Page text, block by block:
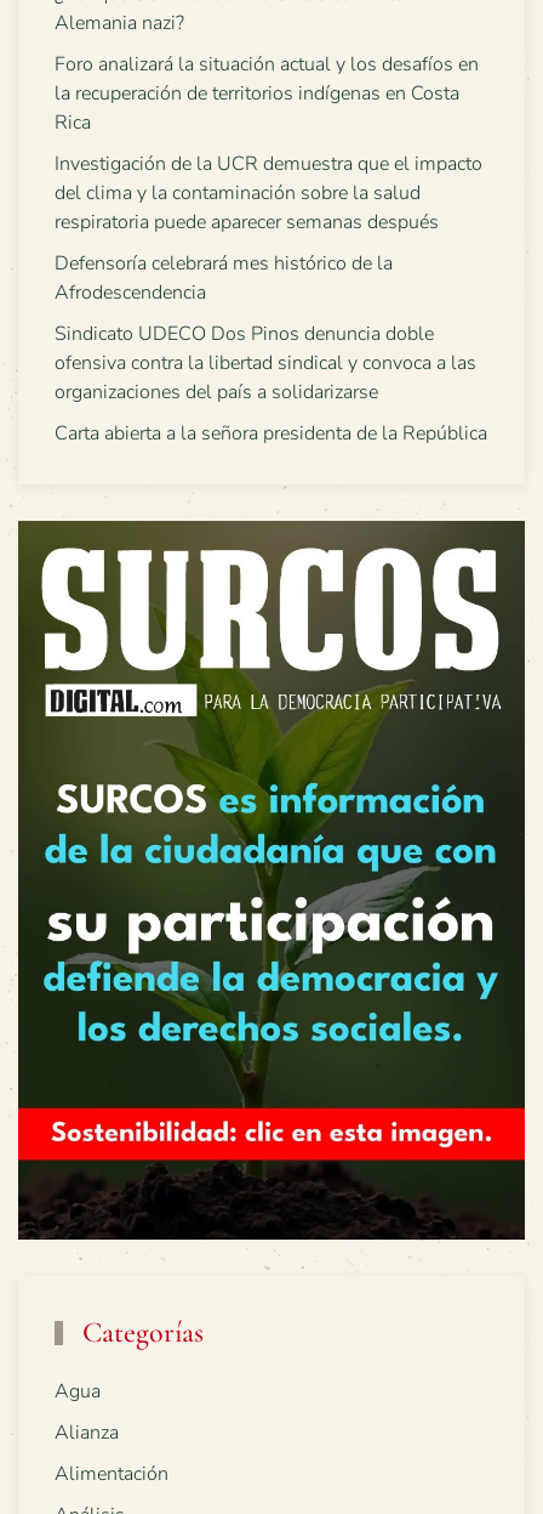
Alemania nazi?
Foro analizará la situación actual y los desafíos en
la recuperación de territorios indígenas en Costa
Rica
Investigación de la UCR demuestra que el impacto
del clima y la contaminación sobre la salud
respiratoria puede aparecer semanas después
Defensoría celebrará mes histórico de la
Afrodescendencia
Sindicato UDECO Dos Pinos denuncia doble
ofensiva contra la libertad sindical y convoca a las
organizaciones del país a solidarizarse
Carta abierta a la señora presidenta de la República
Categorías
Agua
Alianza
Alimentación